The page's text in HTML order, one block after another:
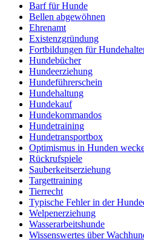
Barf für Hunde
Bellen abgewöhnen
Ehrenamt
Existenzgründung
Fortbildungen für
Hundebücher
Hundeerziehung
Hundeführerschein
Hundehaltung
Hundekauf
Hundekommandos
Hundetraining
Hundetransportbox
Optimismus in Hunden
Rückrufspiele
Sauberkeitserziehung
Targettraining
Tierrecht
Typische Fehler in der
Welpenerziehung
Wasserarbeitshunde
Wissenswertes über